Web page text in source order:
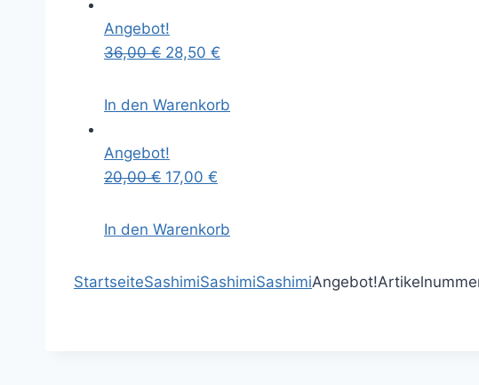
Angebot!
36,00€ 28,50 €
In den Warenkorb
Angebot!
20,00€ 17,00 €
In den Warenkorb
StartseiteSashimiSashimiSashimiAngebot!